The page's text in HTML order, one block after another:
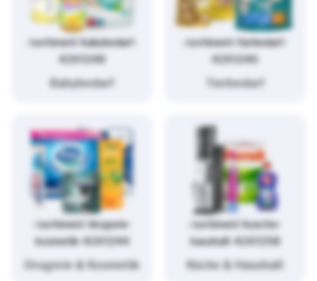
/sortiment/babybedarf-
4261248
Babybedarf
/sortiment/tierbedarf-
4261246
Tierbedarf
/sortiment/drogerie-
kosmetik-4261244
Drogerie & Kosmetik
/sortiment/kueche-
haushalt-4261258
Küche & Haushalt